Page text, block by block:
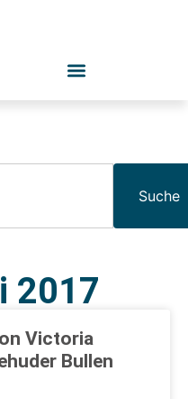
Suche
2017
Victoria
Bullen